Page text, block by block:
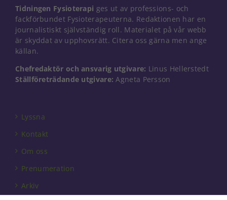
Tidningen Fysioterapi ges ut av professions- och
fackförbundet Fysioterapeuterna. Redaktionen har en
journalistiskt självständig roll. Materialet på vår webb
är skyddat av upphovsrätt. Citera oss gärna men ange
källan.
Chefredaktör och ansvarig utgivare: Linus Hellerstedt
Ställföreträdande utgivare: Agneta Persson
Lyssna
Kontakt
Om oss
Prenumeration
Arkiv